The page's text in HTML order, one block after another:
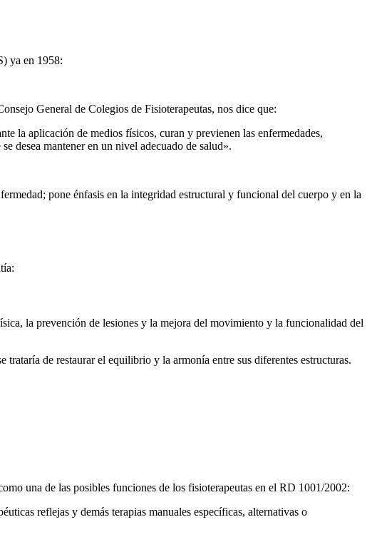
ya en 1958:
General de Colegios de Fisioterapeutas, nos dice que:
la aplicación de medios físicos, curan y previenen las enfermedades,
desea mantener en un nivel adecuado de salud».
pone énfasis en la integridad estructural y funcional del cuerpo y en la
la prevención de lesiones y la mejora del movimiento y la funcionalidad del
de restaurar el equilibrio y la armonía entre sus diferentes estructuras.
una de las posibles funciones de los fisioterapeutas en el RD 1001/2002:
reflejas y demás terapias manuales específicas, alternativas o